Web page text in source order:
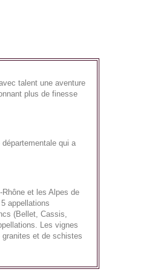
talent une aventure
plus de finesse
qui a
et les Alpes de
appellations
(Bellet, Cassis,
Les vignes
et de schistes